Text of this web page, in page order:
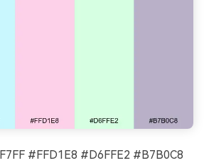
#FFD1E8 #D6FFE2 #B7B0C8